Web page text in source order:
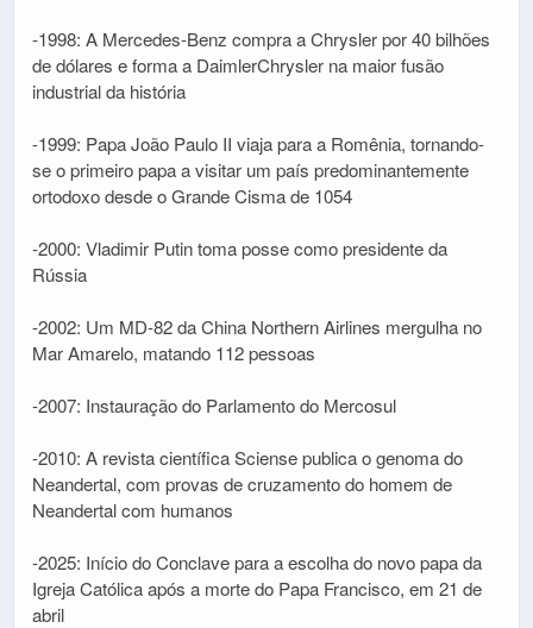
-1998: A Mercedes-Benz compra a Chrysler por 40 bilhões
de dólares e forma a DaimlerChrysler na maior fusão
industrial da história
-1999: Papa João Paulo II viaja para a Romênia, tornando-
se o primeiro papa a visitar um país predominantemente
ortodoxo desde o Grande Cisma de 1054
-2000: Vladimir Putin toma posse como presidente da
Rússia
-2002: Um MD-82 da China Northern Airlines mergulha no
Mar Amarelo, matando 112 pessoas
-2007: Instauração do Parlamento do Mercosul
-2010: A revista científica Sciense publica o genoma do
Neandertal, com provas de cruzamento do homem de
Neandertal com humanos
-2025: Início do Conclave para a escolha do novo papa da
Igreja Católica após a morte do Papa Francisco, em 21 de
abril